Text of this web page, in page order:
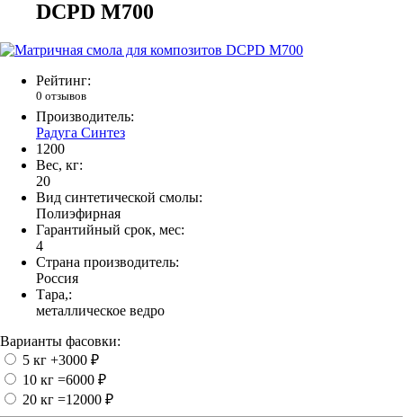
DCPD М700
Рейтинг:
0 отзывов
Производитель:
Радуга Синтез
1200
Вес, кг:
20
Вид синтетической смолы:
Полиэфирная
Гарантийный срок, мес:
4
Страна производитель:
Россия
Тара,:
металлическое ведро
Варианты фасовки:
5 кг +3000 ₽
10 кг =6000 ₽
20 кг =12000 ₽